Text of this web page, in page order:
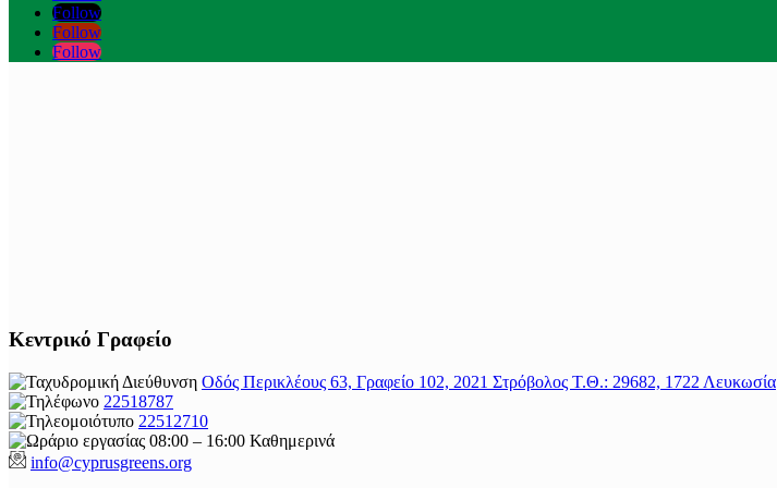
Follow
Follow
Follow
Κεντρικό Γραφείο
Οδός Περικλέους 63, Γραφείο 102, 2021 Στρόβολος Τ.Θ.: 29682, 1722 Λευκωσία
22518787
22512710
08:00 – 16:00 Καθημερινά
info@cyprusgreens.org